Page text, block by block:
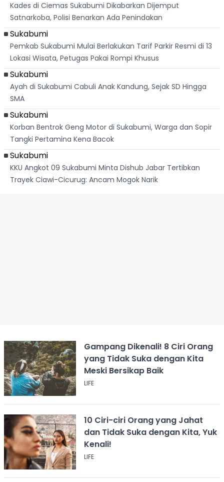
Kades di Ciemas Sukabumi Dikabarkan Dijemput
Satnarkoba, Polisi Benarkan Ada Penindakan
Sukabumi
Pemkab Sukabumi Mulai Berlakukan Tarif Parkir Resmi di 13
Lokasi Wisata, Petugas Pakai Rompi Khusus
Sukabumi
Ayah di Sukabumi Cabuli Anak Kandung, Sejak SD Hingga
SMA
Sukabumi
Korban Bentrok Geng Motor di Sukabumi, Warga dan Sopir
Tangki Pertamina Kena Bacok
Sukabumi
KKU Angkot 09 Sukabumi Minta Dishub Jabar Tertibkan
Trayek Ciawi-Cicurug: Ancam Mogok Narik
Gampang Dikenali! 8 Ciri Orang
yang Tidak Suka dengan Kita
Meski Bersikap Baik
LIFE
10 Ciri-ciri Orang yang Jahat
dan Tidak Suka dengan Kita, Yuk
Kenali!
LIFE